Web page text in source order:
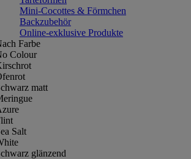
Mini-Cocottes & Förmchen
Backzubehör
Online-exklusive Produkte
Farbe
Colour
matt
Salt
glänzend